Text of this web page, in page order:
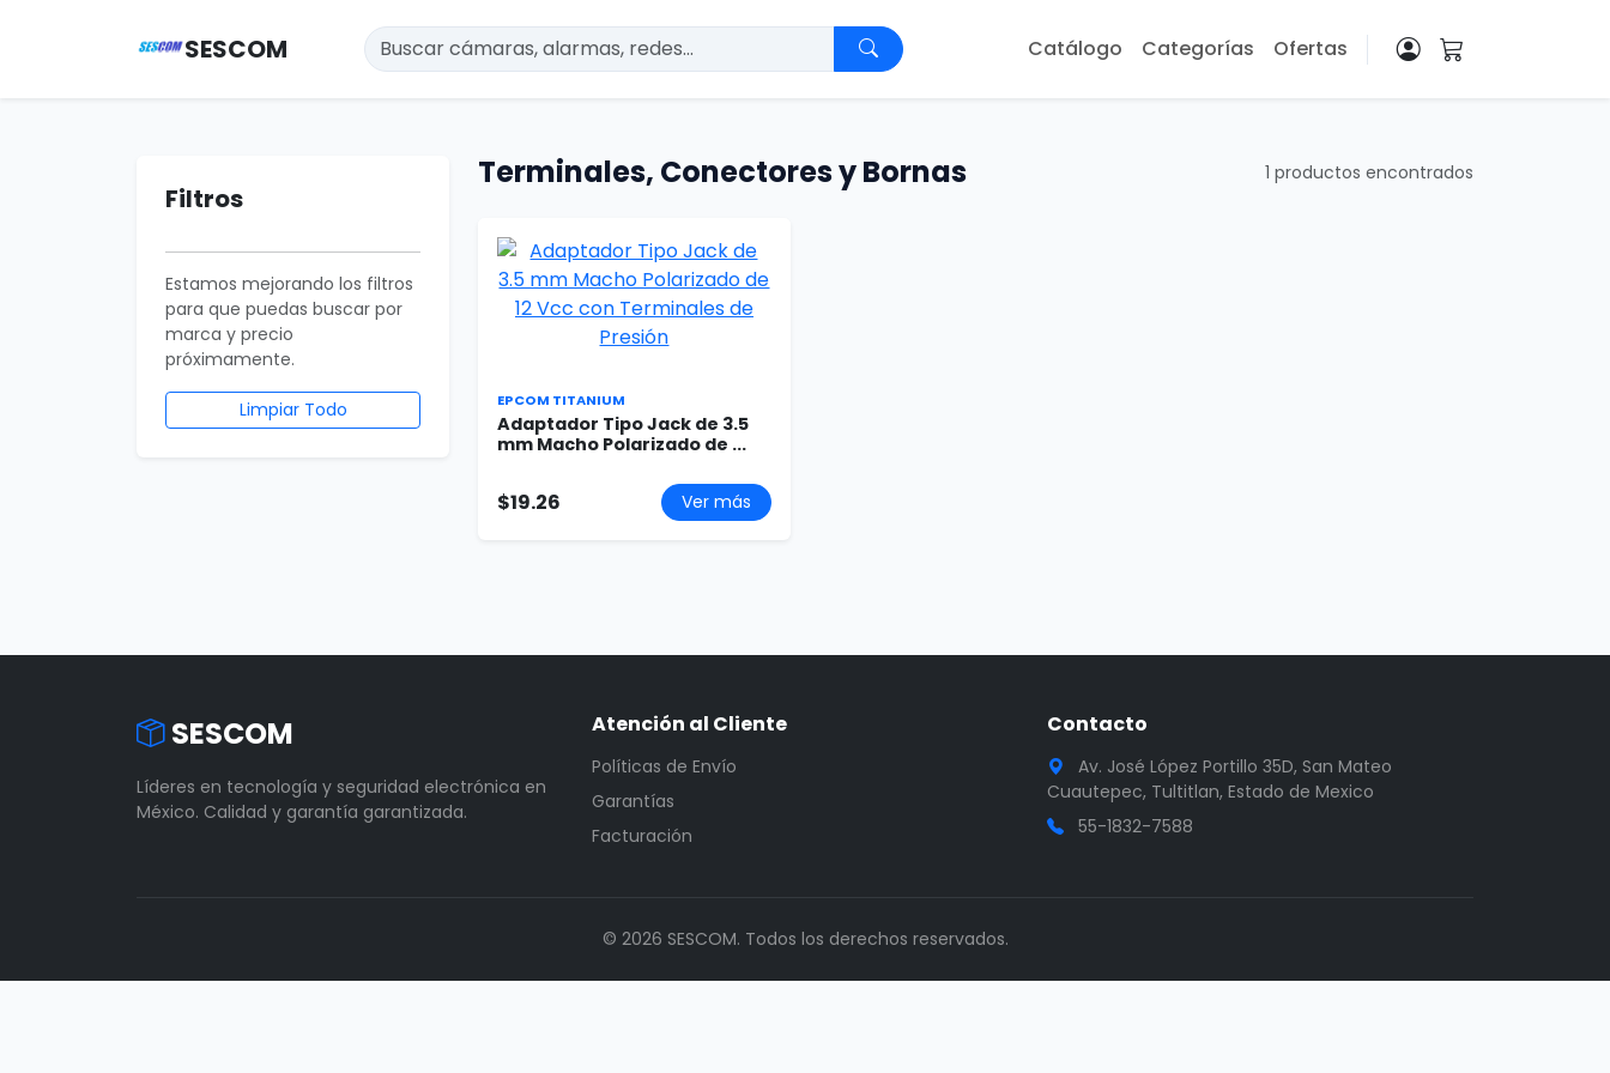
SESCOM Catálogo Categorías Ofertas
Filtros
Estamos mejorando los filtros
para que puedas buscar por
marca y precio
próximamente.
Limpiar Todo
Terminales, Conectores y Bornas 1 productos encontrados
EPCOM TITANIUM
Adaptador Tipo Jack de 3.5
mm Macho Polarizado de ...
$19.26 Ver más
SESCOM
Líderes en tecnología y seguridad electrónica en
México. Calidad y garantía garantizada.
Atención al Cliente
Políticas de Envío
Garantías
Facturación
Contacto
Av. José López Portillo 35D, San Mateo
Cuautepec, Tultitlan, Estado de Mexico
55-1832-7588
© 2026 SESCOM. Todos los derechos reservados.